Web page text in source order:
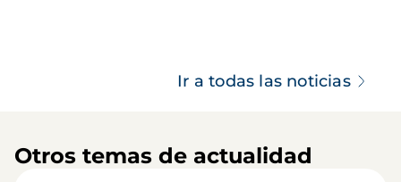
Ir a todas las noticias
Otros temas de actualidad